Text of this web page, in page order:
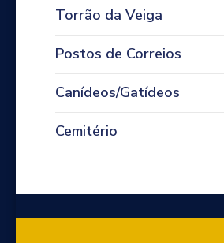
Torrão da Veiga
Postos de Correios
Canídeos/Gatídeos
Cemitério